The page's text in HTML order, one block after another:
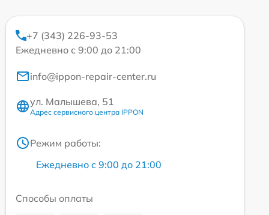
+7 (343) 226-93-53
Ежедневно с 9:00 до 21:00
info@ippon-repair-center.ru
ул. Малышева, 51
Адрес сервисного центра IPPON
Режим работы:
Ежедневно с 9:00 до 21:00
Способы оплаты